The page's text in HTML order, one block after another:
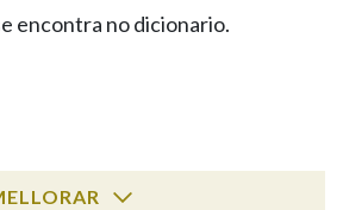
FIGURAS HOMENAXEADAS
PORTAL DAS PALABRAS
encontra no dicionario.